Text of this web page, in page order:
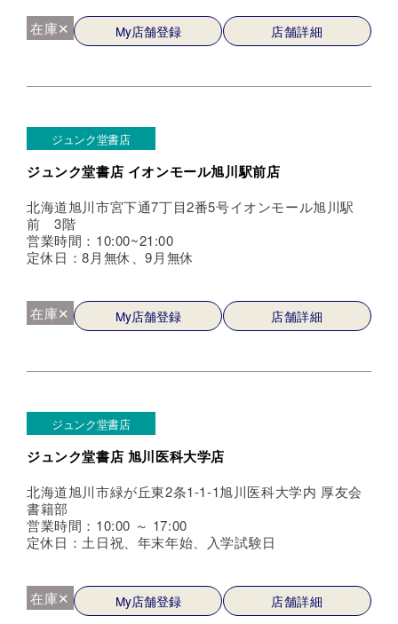
在庫✕ My店舗登録 店舗詳細
ジュンク堂書店
ジュンク堂書店 イオンモール旭川駅前店
北海道旭川市宮下通7丁目2番5号イオンモール旭川駅
前 3階
営業時間：10:00~21:00
定休日：8月無休、9月無休
在庫✕ My店舗登録 店舗詳細
ジュンク堂書店
ジュンク堂書店 旭川医科大学店
北海道旭川市緑が丘東2条1-1-1旭川医科大学内 厚友会
書籍部
営業時間：10:00 ～ 17:00
定休日：土日祝、年末年始、入学試験日
在庫✕ My店舗登録 店舗詳細